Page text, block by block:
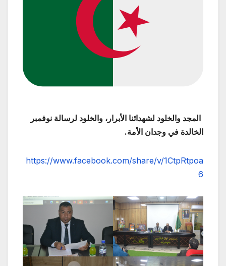
المجد والخلود لشهدائنا الأبرار، والخلود لرسالة نوفمبر
الخالدة في وجدان الأمة.
https://www.facebook.com/share/v/1CtpRtpoa
6